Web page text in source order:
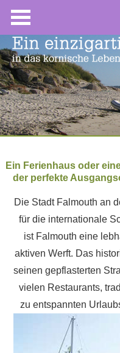
Ein Ferienhaus oder
der perfekte
Die Stadt Falmouth an
für die internationale
ist Falmouth eine
aktiven Werft. Das
seinen gepflasterten
vielen Restaurants,
zu entspannten